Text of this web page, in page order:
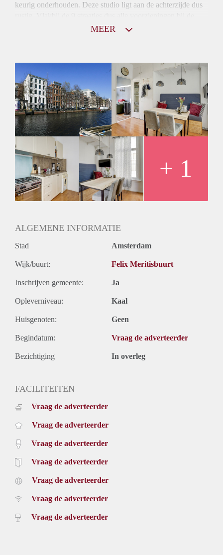
keurig onderhouden. Deze studio ligt aan de achterzijde dus
MEER
+ 1
ALGEMENE INFORMATIE
Stad Amsterdam
Wijk/buurt: Felix Meritisbuurt
Inschrijven gemeente: Ja
Opleverniveau: Kaal
Huisgenoten: Geen
Begindatum: Vraag de adverteerder
Bezichtiging In overleg
FACILITEITEN
Vraag de adverteerder
Vraag de adverteerder
Vraag de adverteerder
Vraag de adverteerder
Vraag de adverteerder
Vraag de adverteerder
Vraag de adverteerder